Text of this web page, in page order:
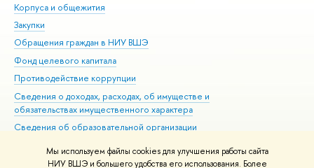
Мы используем файлы cookies для улучшения работы сайта
НИУ ВШЭ и большего удобства его использования. Более
Корпуса и общежития
Закупки
Обращения граждан в НИУ ВШЭ
Фонд целевого капитала
Противодействие коррупции
Сведения о доходах, расходах, об имуществе и
обязательствах имущественного характера
Сведения об образовательной организации
Людям с ограниченными возможностями здоровья
Единая платежная страница